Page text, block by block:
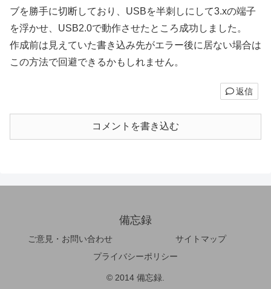
ブを勝手に切断しており、USBを半刺しにして3.xの端子
を浮かせ、USB2.0で動作させたところ成功しました。
作成前は見えていた書き込み先がエラー後に居ない場合は
この方法で回避できるかもしれません。
返信
コメントを書き込む
備忘録
ご意見・お問い合わせ
サイトマップ
プライバシーポリシー
© 2014 備忘録.